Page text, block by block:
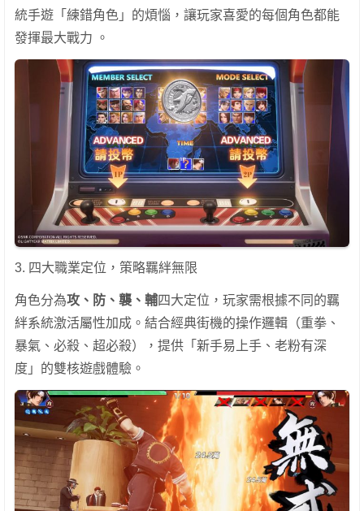
統手遊「練錯角色」的煩惱，讓玩家喜愛的每個角色都能
發揮最大戰力 。
3. 四大職業定位，策略羈絆無限
角色分為攻、防、襲、輔四大定位，玩家需根據不同的羈
絆系統激活屬性加成。結合經典街機的操作邏輯（重拳、
暴氣、必殺、超必殺），提供「新手易上手、老粉有深
度」的雙核遊戲體驗。